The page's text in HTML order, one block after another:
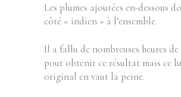
Les plumes ajoutées en-dessous
côté « indien » à l’ensemble.
Il a fallu de nombreuses heures
pour obtenir ce résultat mais ce
original en vaut la peine.